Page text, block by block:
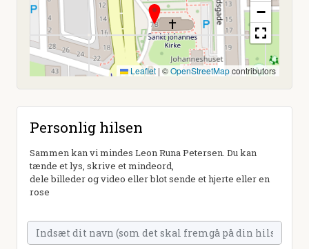
−
Leaflet | ©OpenStreetMapcontributors
Personlig hilsen
Sammen kan vi mindes Leon Runa Petersen. Du kan
tænde et lys, skrive et mindeord,
dele billeder og video eller blot sende et hjerte eller en
rose